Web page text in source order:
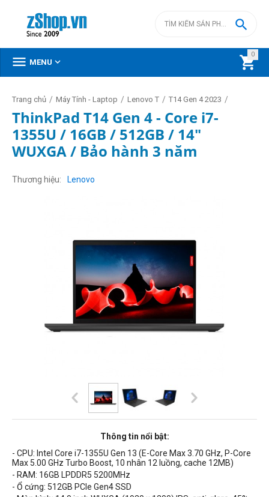
0


 MENU 
Trang chủ / Máy Tính - Laptop / Lenovo T / T14 Gen 4 2023 /
ThinkPad T14 Gen 4 - Core i7-
1355U / 16GB / 512GB / 14"
WUXGA / Bảo hành 3 năm
Thương hiệu Lenovo
Thông tin nổi bật:
- CPU: Intel Core i7-1355U Gen 13 (E-Core Max 3.70 GHz, P-Core
Max 5.00 GHz Turbo Boost, 10 nhân 12 luồng, cache 12MB)
- RAM: 16GB LPDDR5 5200MHz
- Ổ cứng: 512GB PCIe Gen4SSD